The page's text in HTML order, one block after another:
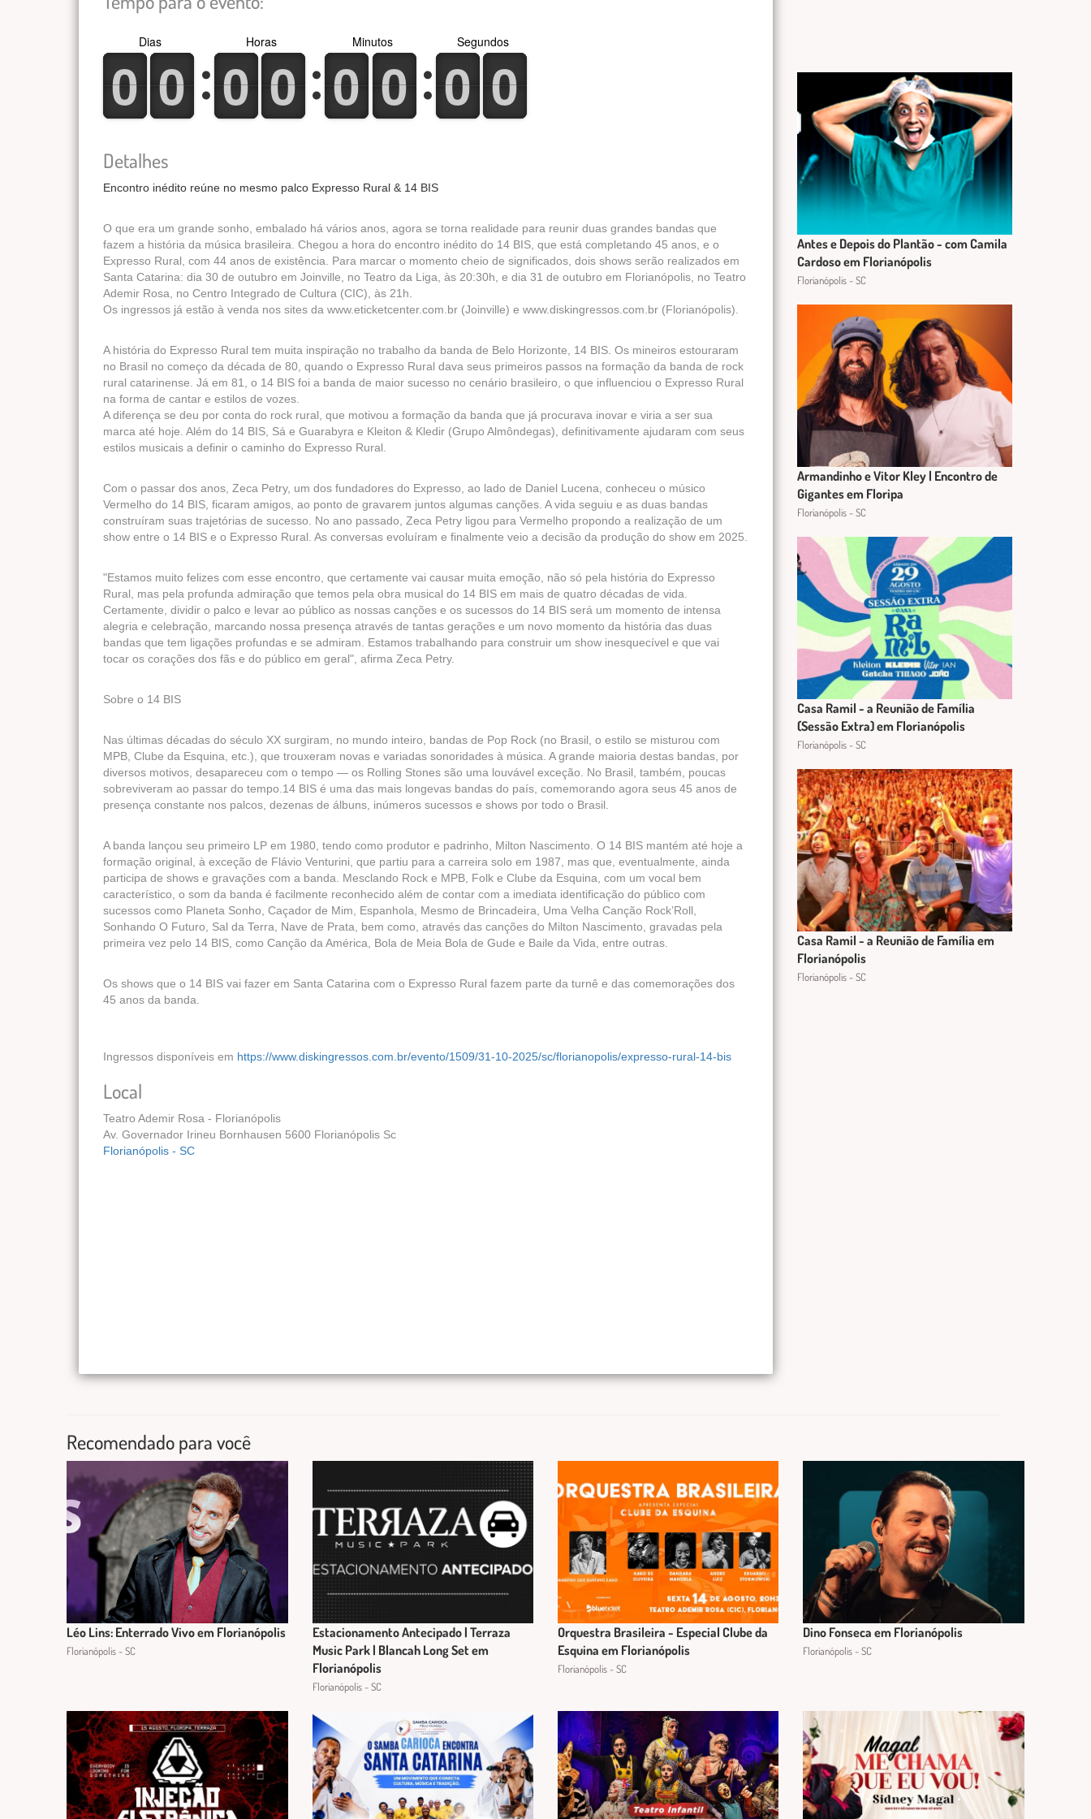
0
0
1
1 0
0
1
1
Dias
0
0
1
1 0
0
1
1
Horas
0
0
1
1 0
0
1
1
Minutos
0
0
1
1 0
0
1
1
Segundos
Detalhes
Encontro inédito reúne no mesmo palco Expresso Rural & 14 BIS
O que era um grande sonho, embalado há vários anos, agora se torna realidade para reunir duas grandes bandas que
fazem a história da música brasileira. Chegou a hora do encontro inédito do 14 BIS, que está completando 45 anos, e o
Expresso Rural, com 44 anos de existência. Para marcar o momento cheio de significados, dois shows serão realizados em
Santa Catarina: dia 30 de outubro em Joinville, no Teatro da Liga, às 20:30h, e dia 31 de outubro em Florianópolis, no Teatro
Ademir Rosa, no Centro Integrado de Cultura (CIC), às 21h.
Os ingressos já estão à venda nos sites da www.eticketcenter.com.br (Joinville) e www.diskingressos.com.br (Florianópolis).
A história do Expresso Rural tem muita inspiração no trabalho da banda de Belo Horizonte, 14 BIS. Os mineiros estouraram
no Brasil no começo da década de 80, quando o Expresso Rural dava seus primeiros passos na formação da banda de rock
rural catarinense. Já em 81, o 14 BIS foi a banda de maior sucesso no cenário brasileiro, o que influenciou o Expresso Rural
na forma de cantar e estilos de vozes.
A diferença se deu por conta do rock rural, que motivou a formação da banda que já procurava inovar e viria a ser sua
marca até hoje. Além do 14 BIS, Sá e Guarabyra e Kleiton & Kledir (Grupo Almôndegas), definitivamente ajudaram com seus
estilos musicais a definir o caminho do Expresso Rural.
Com o passar dos anos, Zeca Petry, um dos fundadores do Expresso, ao lado de Daniel Lucena, conheceu o músico
Vermelho do 14 BIS, ficaram amigos, ao ponto de gravarem juntos algumas canções. A vida seguiu e as duas bandas
construíram suas trajetórias de sucesso. No ano passado, Zeca Petry ligou para Vermelho propondo a realização de um
show entre o 14 BIS e o Expresso Rural. As conversas evoluíram e finalmente veio a decisão da produção do show em 2025.
"Estamos muito felizes com esse encontro, que certamente vai causar muita emoção, não só pela história do Expresso
Rural, mas pela profunda admiração que temos pela obra musical do 14 BIS em mais de quatro décadas de vida.
Certamente, dividir o palco e levar ao público as nossas canções e os sucessos do 14 BIS será um momento de intensa
alegria e celebração, marcando nossa presença através de tantas gerações e um novo momento da história das duas
bandas que tem ligações profundas e se admiram. Estamos trabalhando para construir um show inesquecível e que vai
tocar os corações dos fãs e do público em geral", afirma Zeca Petry.
Sobre o 14 BIS
Nas últimas décadas do século XX surgiram, no mundo inteiro, bandas de Pop Rock (no Brasil, o estilo se misturou com
MPB, Clube da Esquina, etc.), que trouxeram novas e variadas sonoridades à música. A grande maioria destas bandas, por
diversos motivos, desapareceu com o tempo — os Rolling Stones são uma louvável exceção. No Brasil, também, poucas
sobreviveram ao passar do tempo.14 BIS é uma das mais longevas bandas do país, comemorando agora seus 45 anos de
presença constante nos palcos, dezenas de álbuns, inúmeros sucessos e shows por todo o Brasil.
A banda lançou seu primeiro LP em 1980, tendo como produtor e padrinho, Milton Nascimento. O 14 BIS mantém até hoje a
formação original, à exceção de Flávio Venturini, que partiu para a carreira solo em 1987, mas que, eventualmente, ainda
participa de shows e gravações com a banda. Mesclando Rock e MPB, Folk e Clube da Esquina, com um vocal bem
característico, o som da banda é facilmente reconhecido além de contar com a imediata identificação do público com
sucessos como Planeta Sonho, Caçador de Mim, Espanhola, Mesmo de Brincadeira, Uma Velha Canção Rock’Roll,
Sonhando O Futuro, Sal da Terra, Nave de Prata, bem como, através das canções do Milton Nascimento, gravadas pela
primeira vez pelo 14 BIS, como Canção da América, Bola de Meia Bola de Gude e Baile da Vida, entre outras.
Os shows que o 14 BIS vai fazer em Santa Catarina com o Expresso Rural fazem parte da turnê e das comemorações dos
45 anos da banda.
Ingressos disponíveis em https://www.diskingressos.com.br/evento/1509/31-10-2025/sc/florianopolis/expresso-rural-14-bis
Local
Teatro Ademir Rosa - Florianópolis
Av. Governador Irineu Bornhausen 5600 Florianópolis Sc
Florianópolis - SC
Antes e Depois do Plantão - com Camila
Cardoso em Florianópolis
Florianópolis - SC
Armandinho e Vitor Kley | Encontro de
Gigantes em Floripa
Florianópolis - SC
Casa Ramil - a Reunião de Família
(Sessão Extra) em Florianópolis
Florianópolis - SC
Casa Ramil - a Reunião de Família em
Florianópolis
Florianópolis - SC
Recomendado para você
Léo Lins: Enterrado Vivo em Florianópolis
Florianópolis - SC
Estacionamento Antecipado | Terraza
Music Park | Blancah Long Set em
Florianópolis
Florianópolis - SC
Orquestra Brasileira - Especial Clube da
Esquina em Florianópolis
Florianópolis - SC
Dino Fonseca em Florianópolis
Florianópolis - SC